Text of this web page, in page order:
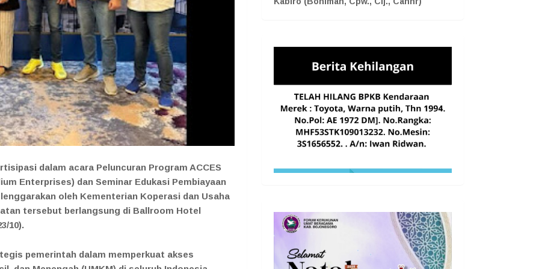
dalam acara Peluncuran Program ACCES
Enterprises) dan Seminar Edukasi Pembiayaan
oleh Kementerian Koperasi dan Usaha
tersebut berlangsung di Ballroom Hotel
10).
pemerintah dalam memperkuat akses